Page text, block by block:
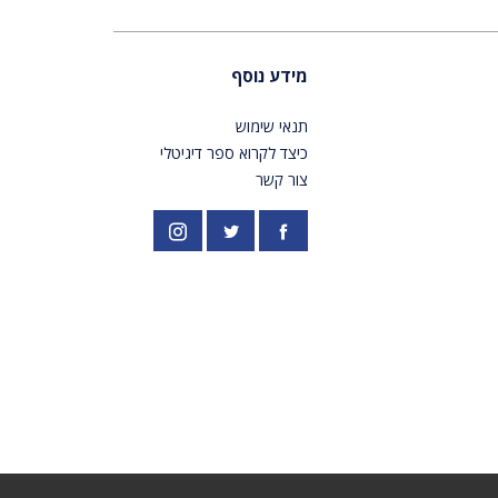
מידע נוסף
תנאי שימוש
כיצד לקרוא ספר דיגיטלי
צור קשר
פייסבוק PardesPublish
אינסטגרם